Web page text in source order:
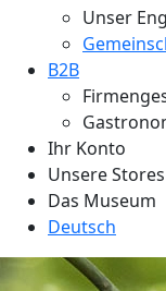
Unser
B2B
Ihr Konto
Unsere Stores
Das Museum
Deutsch